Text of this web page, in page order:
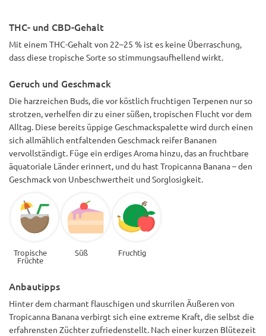
THC- und CBD-Gehalt
Mit einem THC-Gehalt von 22–25 % ist es keine Überraschung,
dass diese tropische Sorte so stimmungsaufhellend wirkt.
Geruch und Geschmack
Die harzreichen Buds, die vor köstlich fruchtigen Terpenen nur so
strotzen, verhelfen dir zu einer süßen, tropischen Flucht vor dem
Alltag. Diese bereits üppige Geschmackspalette wird durch einen
sich allmählich entfaltenden Geschmack reifer Bananen
vervollständigt. Füge ein erdiges Aroma hinzu, das an fruchtbare
äquatoriale Länder erinnert, und du hast Tropicanna Banana – den
Geschmack von Unbeschwertheit und Sorglosigkeit.
Tropische
Früchte
Süß Fruchtig
Anbautipps
Hinter dem charmant flauschigen und skurrilen Äußeren von
Tropicanna Banana verbirgt sich eine extreme Kraft, die selbst die
erfahrensten Züchter zufriedenstellt. Nach einer kurzen Blütezeit